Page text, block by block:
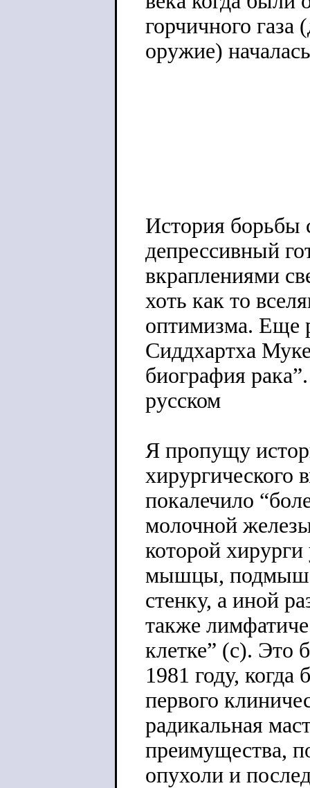
горчичного газа
оружие)
История борьбы
депрессивный
вкраплениями
хоть как то
оптимизма. Еще
Сиддхартха
биография
русском
Я пропущу
хирургического
покалечило
молочной
которой
мышцы,
стенку, а иной
также
клетке” (с). Это
1981 году,
первого
радикальная
преимущества,
опухоли и